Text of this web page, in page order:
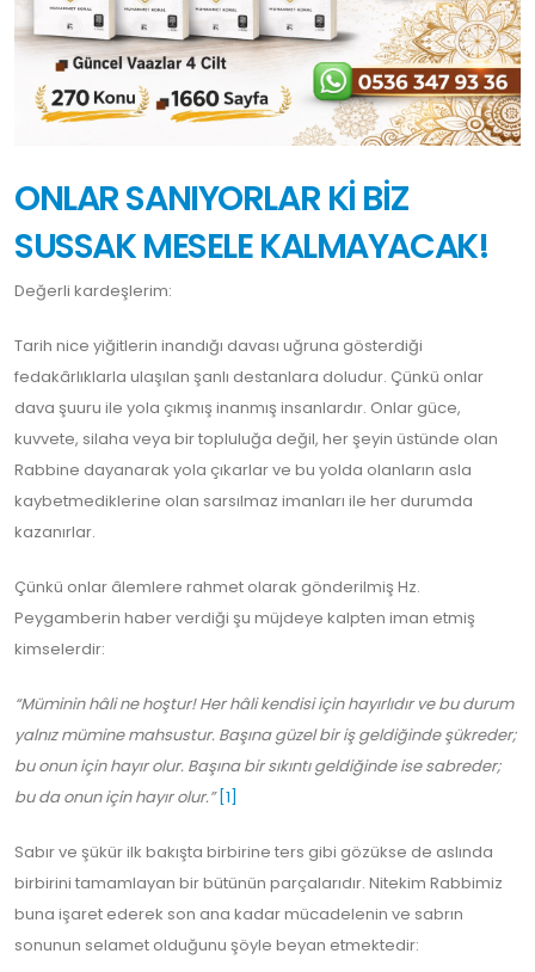
ONLAR SANIYORLAR Kİ BİZ
SUSSAK MESELE KALMAYACAK!
Değerli kardeşlerim:
Tarih nice yiğitlerin inandığı davası uğruna gösterdiği
fedakârlıklarla ulaşılan şanlı destanlara doludur. Çünkü onlar
dava şuuru ile yola çıkmış inanmış insanlardır. Onlar güce,
kuvvete, silaha veya bir topluluğa değil, her şeyin üstünde olan
Rabbine dayanarak yola çıkarlar ve bu yolda olanların asla
kaybetmediklerine olan sarsılmaz imanları ile her durumda
kazanırlar.
Çünkü onlar âlemlere rahmet olarak gönderilmiş Hz.
Peygamberin haber verdiği şu müjdeye kalpten iman etmiş
kimselerdir:
“Müminin hâli ne hoştur! Her hâli kendisi için hayırlıdır ve bu durum
yalnız mümine mahsustur. Başına güzel bir iş geldiğinde şükreder;
bu onun için hayır olur. Başına bir sıkıntı geldiğinde ise sabreder;
bu da onun için hayır olur.” [1]
Sabır ve şükür ilk bakışta birbirine ters gibi gözükse de aslında
birbirini tamamlayan bir bütünün parçalarıdır. Nitekim Rabbimiz
buna işaret ederek son ana kadar mücadelenin ve sabrın
sonunun selamet olduğunu şöyle beyan etmektedir: